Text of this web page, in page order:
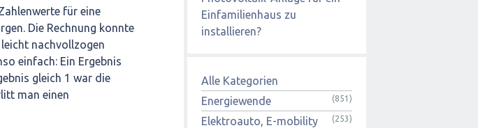
für eine
Die Rechnung konnte
nachvollzogen
einfach: Ein Ergebnis
gleich 1 war die
man einen
Einfamilienhaus zu
installieren?
Alle Kategorien
Energiewende
(851)
Elektroauto, E-mobility (253)